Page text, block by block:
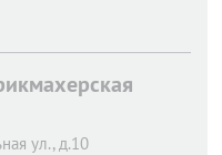
ул., д.10